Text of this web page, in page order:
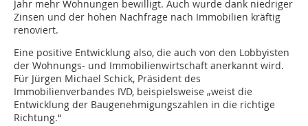
Jahr mehr Wohnungen bewilligt. Auch wurde dank niedriger
Zinsen und der hohen Nachfrage nach Immobilien kräftig
renoviert.
Eine positive Entwicklung also, die auch von den Lobbyisten
der Wohnungs- und Immobilienwirtschaft anerkannt wird.
Für Jürgen Michael Schick, Präsident des
Immobilienverbandes IVD, beispielsweise „weist die
Entwicklung der Baugenehmigungszahlen in die richtige
Richtung.“